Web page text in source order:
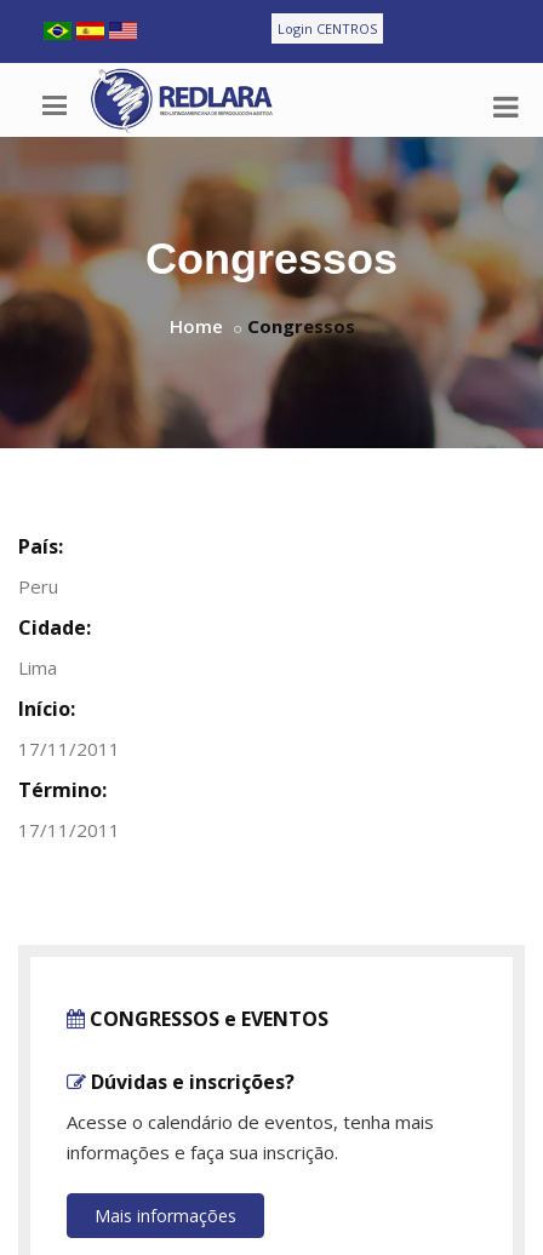
Login CENTROS
Congressos
Home Congressos
País:
Peru
Cidade:
Lima
Início:
17/11/2011
Término:
17/11/2011
CONGRESSOS e EVENTOS
Dúvidas e inscrições?
Acesse o calendário de eventos, tenha mais
informações e faça sua inscrição.
Mais informações